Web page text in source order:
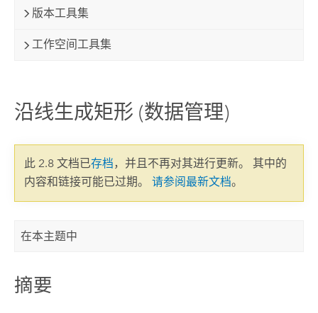
版本工具集
工作空间工具集
沿线生成矩形 (数据管理)
此 2.8 文档已存档，并且不再对其进行更新。 其中的
内容和链接可能已过期。 请参阅最新文档。
在本主题中
摘要